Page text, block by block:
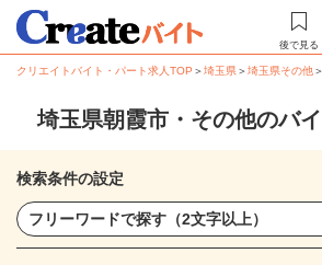
後で見る
クリエイトバイト・パート求人TOP ＞埼玉県＞埼玉県その他＞
埼玉県朝霞市・その他のバ
検索条件の設定